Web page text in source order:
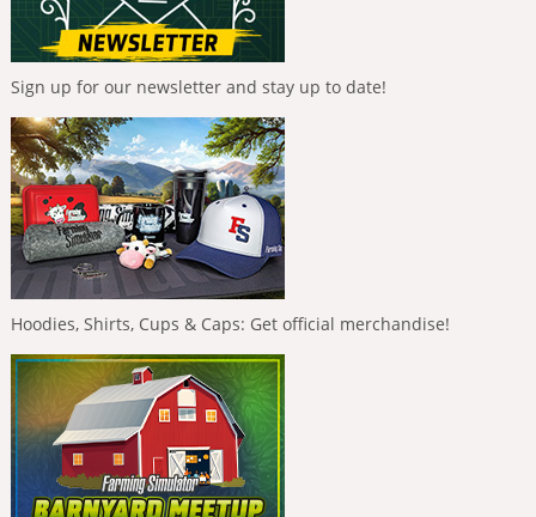
Sign up for our newsletter and stay up to date!
Hoodies, Shirts, Cups & Caps: Get official merchandise!